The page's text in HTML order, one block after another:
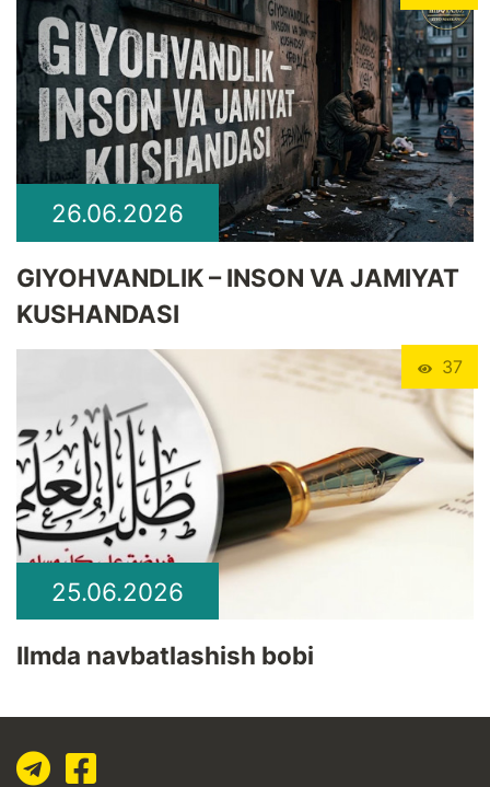
26.06.2026
GIYOHVANDLIK – INSON VA JAMIYAT
KUSHANDASI
37
25.06.2026
Ilmda navbatlashish bobi